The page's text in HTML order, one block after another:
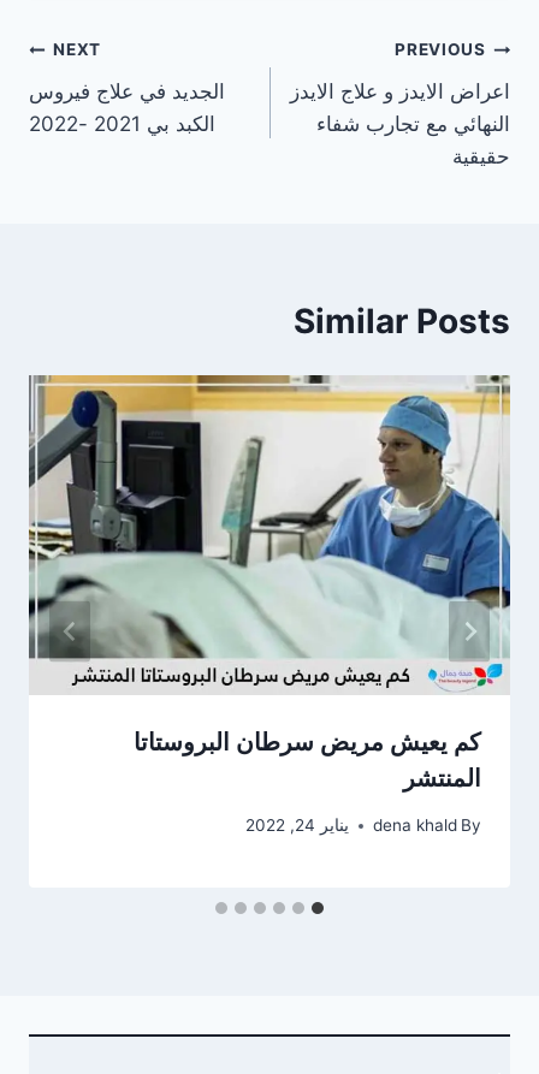
تصفّح
المقالات
PREVIOUS
اعراض الايدز و علاج الايدز
النهائي مع تجارب شفاء
حقيقية
NEXT
الجديد في علاج فيروس
الكبد بي 2021 -2022
Similar Posts
كم يعيش مريض سرطان البروستاتا
المنتشر
By
dena khald يناير 24, 2022